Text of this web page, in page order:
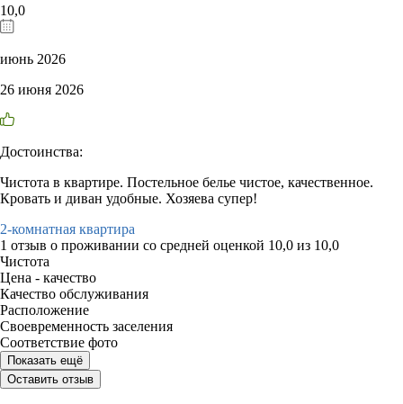
10,0
июнь 2026
26 июня 2026
Достоинства:
Чистота в квартире. Постельное белье чистое, качественное.
Кровать и диван удобные. Хозяева супер!
2-комнатная квартира
1 отзыв о проживании со средней оценкой 10,0 из 10,0
Чистота
Цена - качество
Качество обслуживания
Расположение
Своевременность заселения
Соответствие фото
Показать ещё
Оставить отзыв